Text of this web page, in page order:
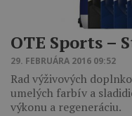
OTE Sports –
29. FEBRUÁRA 2016 09:52
Rad výživových
umelých farbív a
výkonu a regeneráciu.